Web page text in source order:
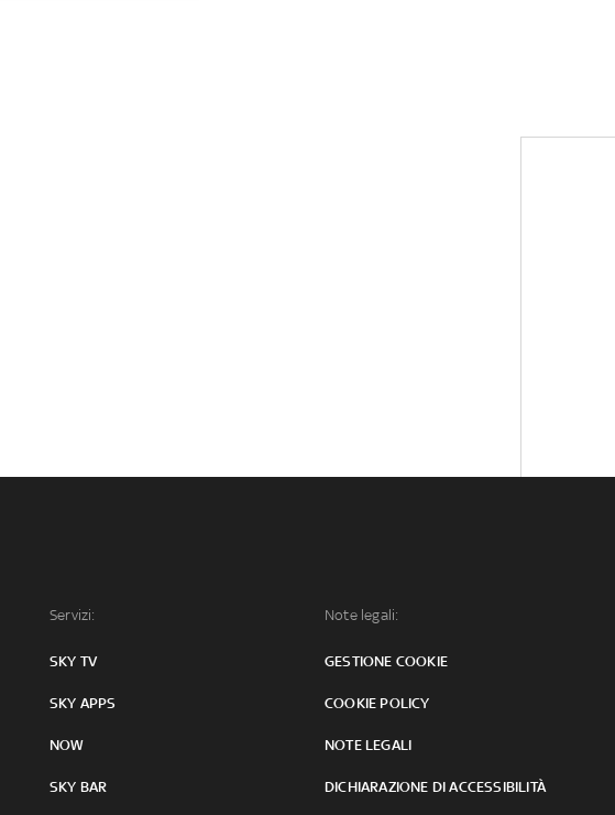
Servizi:
SKY TV
SKY APPS
NOW
SKY BAR
Note legali:
GESTIONE COOKIE
COOKIE POLICY
NOTE LEGALI
DICHIARAZIONE DI ACCESSIBILITÀ